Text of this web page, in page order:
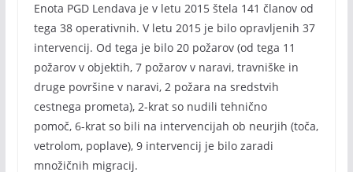
Enota PGD Lendava je v letu 2015 štela 141 članov od
tega 38 operativnih. V letu 2015 je bilo opravljenih 37
intervencij. Od tega je bilo 20 požarov (od tega 11
požarov v objektih, 7 požarov v naravi, travniške in
druge površine v naravi, 2 požara na sredstvih
cestnega prometa), 2-krat so nudili tehnično
pomoč, 6-krat so bili na intervencijah ob neurjih (toča,
vetrolom, poplave), 9 intervencij je bilo zaradi
množičnih migracij.